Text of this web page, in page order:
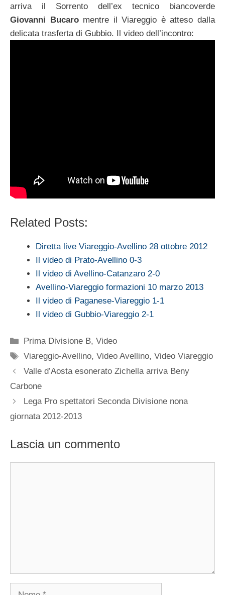
arriva il Sorrento dell’ex tecnico biancoverde
Giovanni Bucaromentre il Viareggio è atteso dalla
delicata trasferta di Gubbio. Il video dell’incontro:
Related Posts:
Diretta live Viareggio-Avellino 28 ottobre 2012
Il video di Prato-Avellino 0-3
Il video di Avellino-Catanzaro 2-0
Avellino-Viareggio formazioni 10 marzo 2013
Il video di Paganese-Viareggio 1-1
Il video di Gubbio-Viareggio 2-1
Categorie
Prima Divisione B,Video
Tag
Viareggio-Avellino,Video Avellino,Video Viareggio
Valle d’Aosta esonerato Zichella arriva Beny
Carbone
Lega Pro spettatori Seconda Divisione nona
giornata 2012-2013
Lascia un commento
Nome